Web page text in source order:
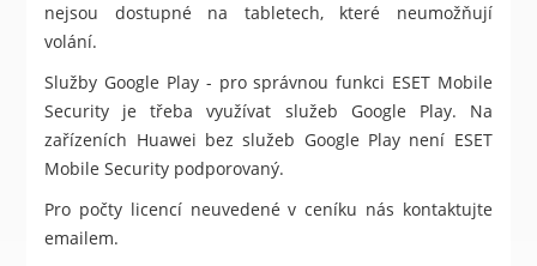
nejsou dostupné na tabletech, které neumožňují
volání.
Služby Google Play - pro správnou funkci ESET Mobile
Security je třeba využívat služeb Google Play. Na
zařízeních Huawei bez služeb Google Play není ESET
Mobile Security podporovaný.
Pro počty licencí neuvedené v ceníku nás kontaktujte
emailem.